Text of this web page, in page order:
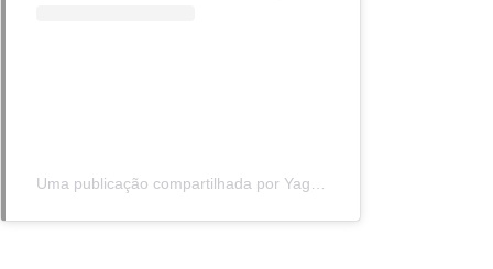
Uma publicação compartilhada por Yago Silva (@oyaguinhosilva)